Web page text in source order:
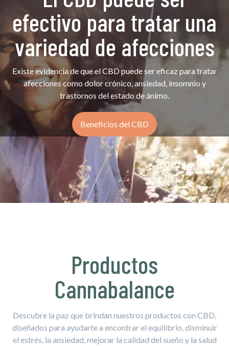
efectivo para tratar una
variedad de afecciones
Existe evidencia de que el CBD puede ser eficaz para tratar
afecciones como dolor crónico, ansiedad, insomnio y
trastornos del estado de ánimo.
Beneficios del CBD
Productos
Cannabalance
Descubre la paz que brindan nuestros productos con CBD,
diseñados para ayudarte a encontrar el equilibrio, disminuir
el estrés, la ansiedad, mejorar la calidad del sueño y la salud